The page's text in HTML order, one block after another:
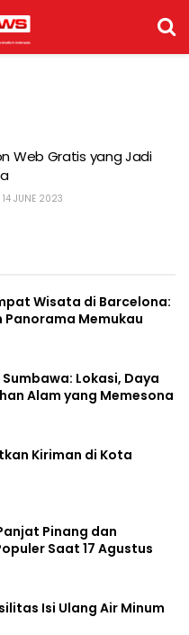
Web Gratis yang Jadi
14 JUNE 2023
Wisata di Barcelona:
Panorama Memukau
Lokasi, Daya
Alam yang Memesona
Kiriman di Kota
Pinang dan
Saat 17 Agustus
Isi Ulang Air Minum